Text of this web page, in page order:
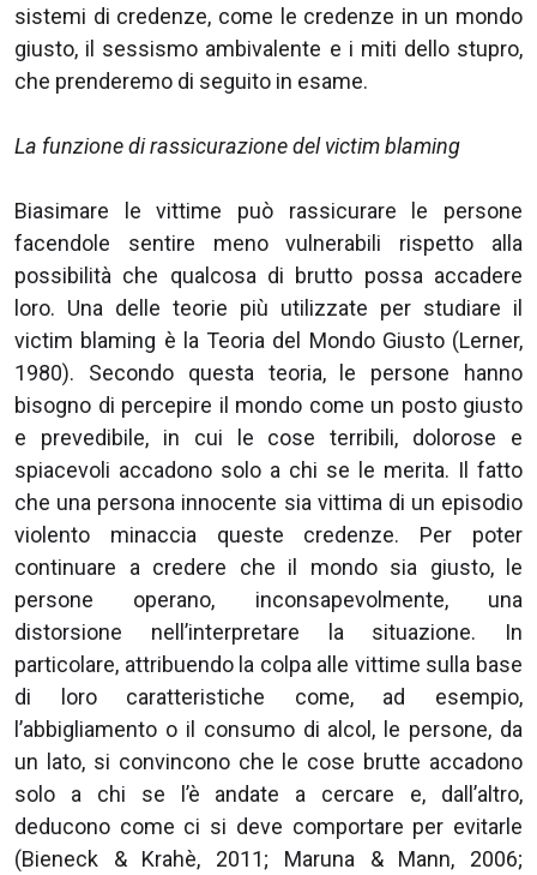
sistemi di credenze, come le credenze in un mondo
giusto, il sessismo ambivalente e i miti dello stupro,
che prenderemo di seguito in esame.
La funzione di rassicurazione del victim blaming
Biasimare le vittime può rassicurare le persone
facendole sentire meno vulnerabili rispetto alla
possibilità che qualcosa di brutto possa accadere
loro. Una delle teorie più utilizzate per studiare il
victim blaming è la Teoria del Mondo Giusto (Lerner,
1980). Secondo questa teoria, le persone hanno
bisogno di percepire il mondo come un posto giusto
e prevedibile, in cui le cose terribili, dolorose e
spiacevoli accadono solo a chi se le merita. Il fatto
che una persona innocente sia vittima di un episodio
violento minaccia queste credenze. Per poter
continuare a credere che il mondo sia giusto, le
persone operano, inconsapevolmente, una
distorsione nell’interpretare la situazione. In
particolare, attribuendo la colpa alle vittime sulla base
di loro caratteristiche come, ad esempio,
l’abbigliamento o il consumo di alcol, le persone, da
un lato, si convincono che le cose brutte accadono
solo a chi se l’è andate a cercare e, dall’altro,
deducono come ci si deve comportare per evitarle
(Bieneck & Krahè, 2011; Maruna & Mann, 2006;